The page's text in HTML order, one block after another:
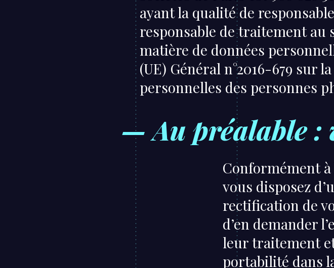
ayant la qualité de
responsable de traitement au
matière de données
(UE) Général n°2016-679 sur
personnelles des personnes
— Au préalable :
Conformément
vous disposez
rectification de
d’en demander
leur traitement
portabilité dans